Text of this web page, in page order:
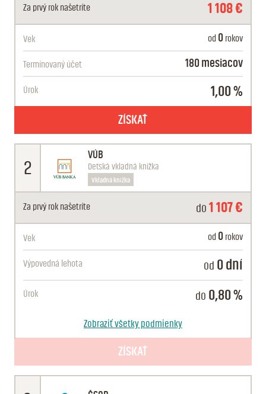
Vek od0 rokov
Termínovaný účet 180 mesiacov
Úrok 1,00 %
Za prvý rok našetríte 1 108 €
ZÍSKAŤ
180 MESAČNÝ TERMÍNOVANÝ ÚČET
Výpovednálehota
Za prvý roknašetríte 1 108 €
2
VÚB
Detská vkladná knižka
Vkladná knižka
Vek od0 rokov
Výpovedná lehota od 0 dní
Úrok do 0,80 %
Za prvý rok našetríte do 1 107 €
ZÍSKAŤ
ŠTANDARDNÉ PODMIENKY
Výpovednálehota 0 dní
Zobraziť všetky podmienky